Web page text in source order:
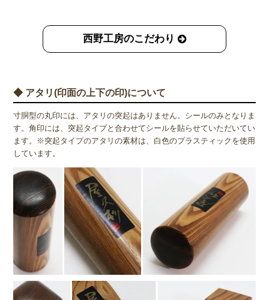
西野工房のこだわり
◆ アタリ(印面の上下の印)について
寸胴型の丸印には、アタリの突起はありません。シールのみとなりま
す。角印には、突起タイプと合わせてシールを貼らせていただいてい
ます。※突起タイプのアタリの素材は、白色のプラスティックを使用
しています。